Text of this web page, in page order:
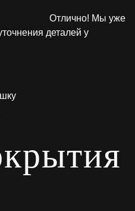
Отлично! Мы уже
деталей у